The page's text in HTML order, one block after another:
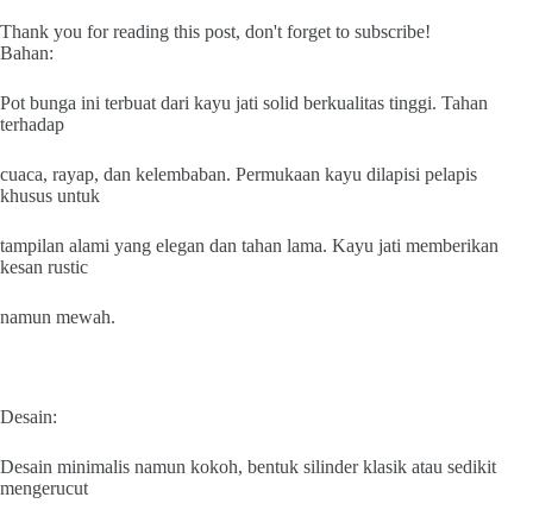
Thank you for reading this post, don't forget to subscribe!
Bahan:
Pot bunga ini terbuat dari kayu jati solid berkualitas tinggi. Tahan
terhadap
cuaca, rayap, dan kelembaban. Permukaan kayu dilapisi pelapis
khusus untuk
tampilan alami yang elegan dan tahan lama. Kayu jati memberikan
kesan rustic
namun mewah.
Desain:
Desain minimalis namun kokoh, bentuk silinder klasik atau sedikit
mengerucut